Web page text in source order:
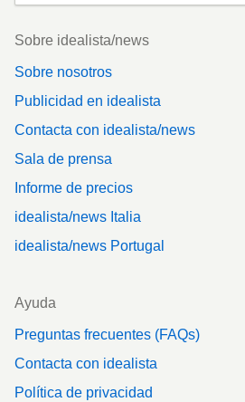
Footer
Sobre idealista/news
Sobre nosotros
Publicidad en idealista
Contacta con idealista/news
Sala de prensa
Informe de precios
idealista/news Italia
idealista/news Portugal
Ayuda
Preguntas frecuentes (FAQs)
Contacta con idealista
Política de privacidad